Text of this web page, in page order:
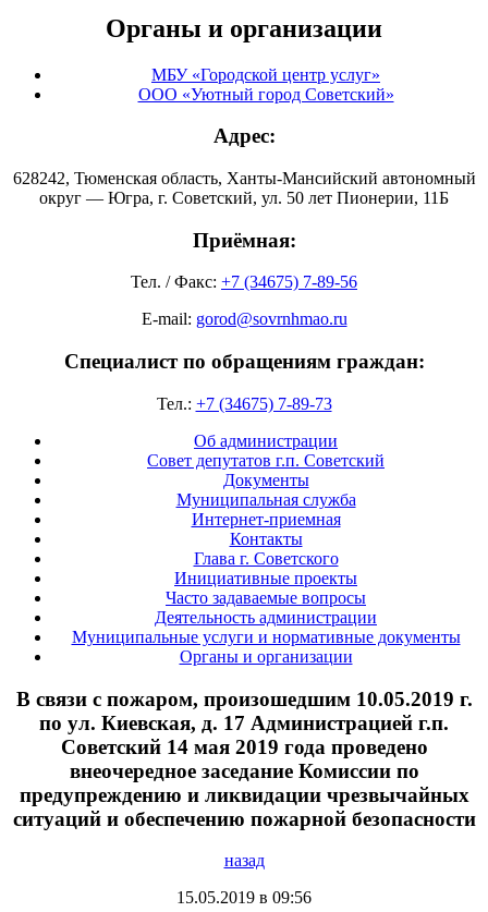
Органы и организации
МБУ «Городской центр услуг»
ООО «Уютный город Советский»
Адрес:
628242, Тюменская область, Ханты-Мансийский автономный
округ — Югра, г. Советский, ул. 50 лет Пионерии, 11Б
Приёмная:
Тел. / Факс: +7 (34675) 7-89-56
E-mail: gorod@sovrnhmao.ru
Специалист по обращениям граждан:
Тел.: +7 (34675) 7-89-73
Об администрации
Совет депутатов г.п. Советский
Документы
Муниципальная служба
Интернет-приемная
Контакты
Глава г. Советского
Инициативные проекты
Часто задаваемые вопросы
Деятельность администрации
Муниципальные услуги и нормативные документы
Органы и организации
В связи с пожаром, произошедшим 10.05.2019 г.
по ул. Киевская, д. 17 Администрацией г.п.
Советский 14 мая 2019 года проведено
внеочередное заседание Комиссии по
предупреждению и ликвидации чрезвычайных
ситуаций и обеспечению пожарной безопасности
назад
15.05.2019 в 09:56